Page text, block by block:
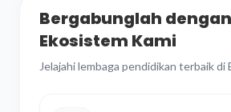
Bergabunglah dengan
Ekosistem Kami
Jelajahi lembaga pendidikan terbaik di